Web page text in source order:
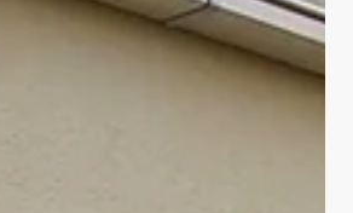
in der Innenstadt Erfurts bekommt ein
Aussehen. 5 stylische Entwürfe
Jung, frisch und zeitlos...